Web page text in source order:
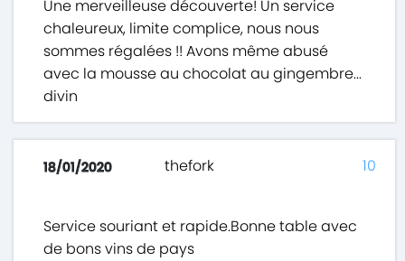
Une merveilleuse découverte! Un service
chaleureux, limite complice, nous nous
sommes régalées !! Avons même abusé
avec la mousse au chocolat au gingembre...
divin
18/01/2020 thefork
Service souriant et rapide.Bonne table avec
de bons vins de pays
10